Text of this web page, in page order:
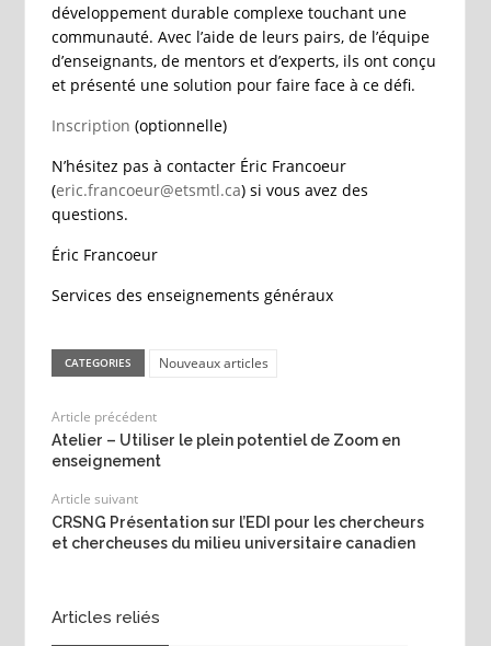
développement durable complexe touchant une
communauté. Avec l’aide de leurs pairs, de l’équipe
d’enseignants, de mentors et d’experts, ils ont conçu
et présenté une solution pour faire face à ce défi.
Inscription (optionnelle)
N’hésitez pas à contacter Éric Francoeur
(eric.francoeur@etsmtl.ca) si vous avez des
questions.
Éric Francoeur
Services des enseignements généraux
CATEGORIES Nouveaux articles
Article précédent
Atelier – Utiliser le plein potentiel de Zoom en
enseignement
Article suivant
CRSNG Présentation sur l’EDI pour les chercheurs
et chercheuses du milieu universitaire canadien
Articles reliés